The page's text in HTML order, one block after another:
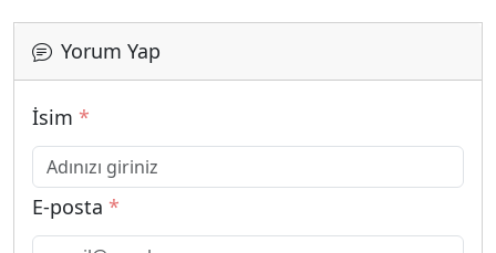
Yorum Yap
İsim *
E-posta *